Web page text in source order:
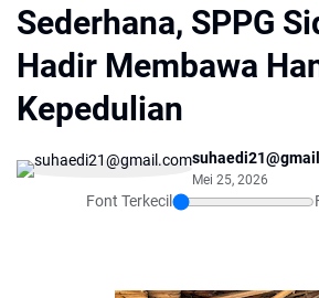
Sederhana, SPPG
Hadir Membawa
Kepedulian
Mei 25, 2026
Font Terkecil